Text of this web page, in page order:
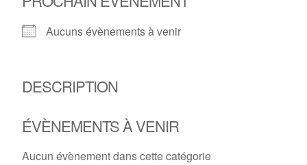
Aucuns évènements à venir
DESCRIPTION
ÉVÈNEMENTS À VENIR
Aucun évènement dans cette catégorie